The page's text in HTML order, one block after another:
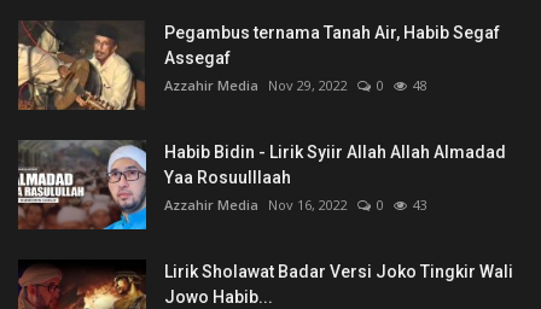
Pegambus ternama Tanah Air, Habib Segaf
Assegaf
Azzahir Media Nov 29, 2022 0 48
Habib Bidin - Lirik Syiir Allah Allah Almadad
Yaa Rosuulllaah
Azzahir Media Nov 16, 2022 0 43
Lirik Sholawat Badar Versi Joko Tingkir Wali
Jowo Habib...